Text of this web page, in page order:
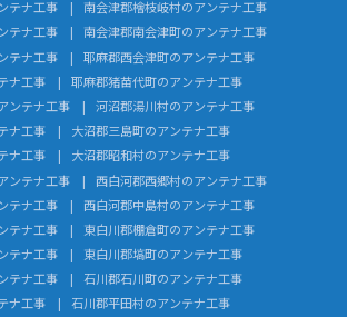
テナ工事
南会津郡檜枝岐村のアンテナ工事
テナ工事
南会津郡南会津町のアンテナ工事
テナ工事
耶麻郡西会津町のアンテナ工事
ナ工事
耶麻郡猪苗代町のアンテナ工事
ンテナ工事
河沼郡湯川村のアンテナ工事
ナ工事
大沼郡三島町のアンテナ工事
ナ工事
大沼郡昭和村のアンテナ工事
ンテナ工事
西白河郡西郷村のアンテナ工事
テナ工事
西白河郡中島村のアンテナ工事
テナ工事
東白川郡棚倉町のアンテナ工事
テナ工事
東白川郡塙町のアンテナ工事
テナ工事
石川郡石川町のアンテナ工事
ナ工事
石川郡平田村のアンテナ工事